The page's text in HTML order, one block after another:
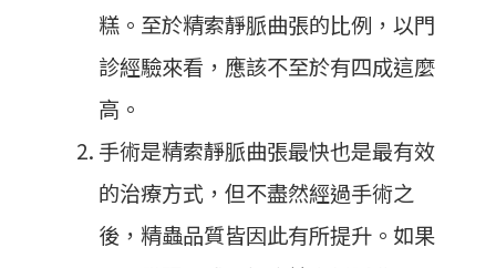
糕。至於精索靜脈曲張的比例，以門
診經驗來看，應該不至於有四成這麼
高。
手術是精索靜脈曲張最快也是最有效
的治療方式，但不盡然經過手術之
後，精蟲品質皆因此有所提升。如果